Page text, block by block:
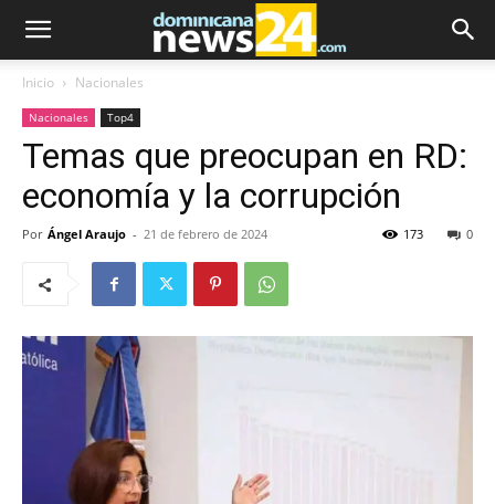
Inicio Nacionales
Nacionales Top4
Temas que preocupan en RD:
economía y la corrupción
Por Ángel Araujo - 21 de febrero de 2024 0
173